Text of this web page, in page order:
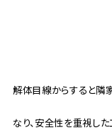
解体目線からすると隣
なり、安全性を重視し